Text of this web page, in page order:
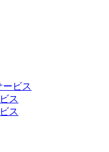
ビス
ス
ス